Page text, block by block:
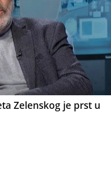
Zelenskog je prst u